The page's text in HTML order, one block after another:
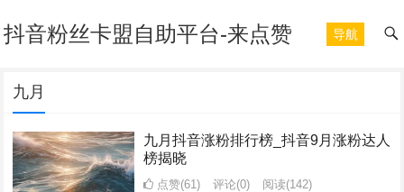
抖音粉丝卡盟自助平台-来点赞 导航
九月
九月抖音涨粉排行榜_抖音9月涨粉达人
榜揭晓
点赞(61) 评论(0) 阅读(142)